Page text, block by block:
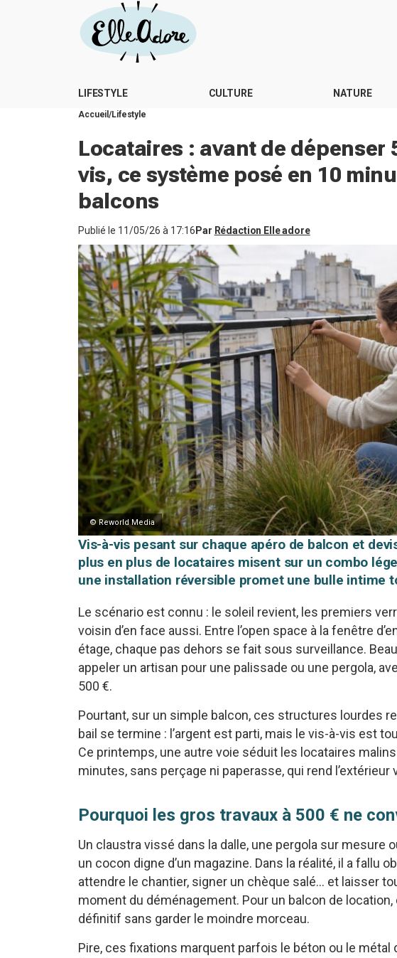
LIFESTYLE CULTURE NATURE
Accueil Lifestyle
Locataires : avant de dépenser
vis, ce système posé en 10
balcons
Publié le 11/05/26 à 17:16 Par Rédaction Elle adore
© Reworld Media
Vis-à-vis pesant sur chaque apéro de balcon et
plus en plus de locataires misent sur un combo
une installation réversible promet une bulle intime
Le scénario est connu : le soleil revient, les premiers
voisin d’en face aussi. Entre l’open space à la fenêtre
étage, chaque pas dehors se fait sous surveillance.
appeler un artisan pour une palissade ou une pergola,
500 €.
Pourtant, sur un simple balcon, ces structures lourdes
bail se termine : l’argent est parti, mais le vis-à-vis est
Ce printemps, une autre voie séduit les locataires
minutes, sans perçage ni paperasse, qui rend l’extérieur
Pourquoi les gros travaux à 500 € ne
Un claustra vissé dans la dalle, une pergola sur
un cocon digne d’un magazine. Dans la réalité, il a fallu
attendre le chantier, signer un chèque salé… et laisser
moment du déménagement. Pour un balcon de
définitif sans garder le moindre morceau.
Pire, ces fixations marquent parfois le béton ou le métal